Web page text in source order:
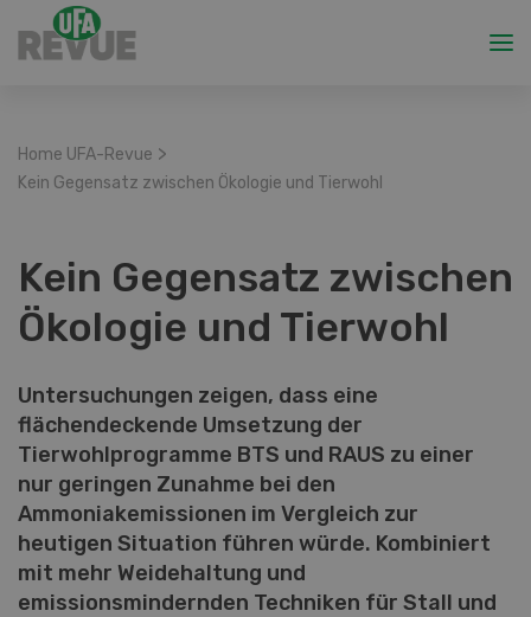
Home UFA-Revue >
Kein Gegensatz zwischen Ökologie und Tierwohl
Kein Gegensatz zwischen
Ökologie und Tierwohl
Untersuchungen zeigen, dass eine
flächendeckende Umsetzung der
Tierwohlprogramme BTS und RAUS zu einer
nur geringen Zunahme bei den
Ammoniakemissionen im Vergleich zur
heutigen Situation führen würde. Kombiniert
mit mehr Weidehaltung und
emissionsmindernden Techniken für Stall und